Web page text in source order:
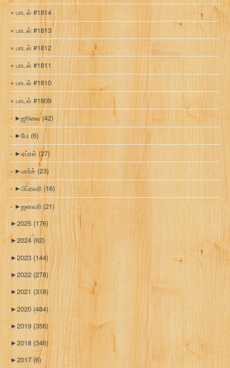
பாடல் #1814
பாடல் #1813
பாடல் #1812
பாடல் #1811
பாடல் #1810
பாடல் #1809
►ஜூலை(42)
►மே (6)
►ஏப்ரல் (27)
►மார்ச் (23)
►பிப்ரவரி (16)
►ஜனவரி(21)
►2025 (176)
►2024 (62)
►2023 (144)
►2022 (278)
►2021 (318)
►2020 (484)
►2019 (356)
►2018 (346)
►2017 (6)